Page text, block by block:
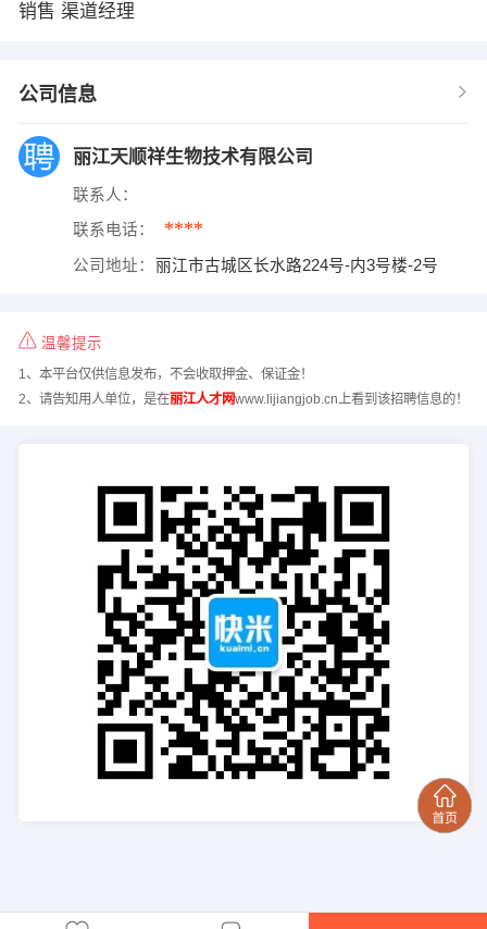
销售 渠道经理
公司信息
丽江天顺祥生物技术有限公司
联系人：
联系电话： ****
公司地址： 丽江市古城区长水路224号-内3号楼-2号
温馨提示
1、本平台仅供信息发布，不会收取押金、保证金！
2、请告知用人单位，是在丽江人才网www.lijiangjob.cn上看到该招聘信息的！